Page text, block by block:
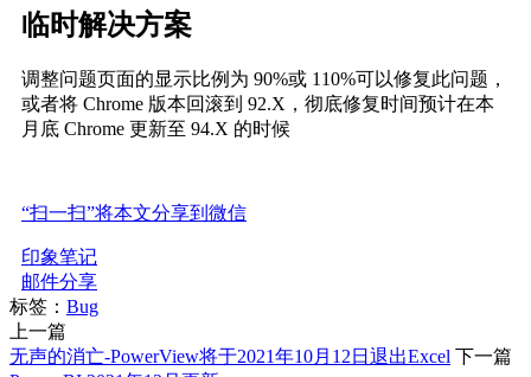
临时解决方案
调整问题页面的显示比例为 90%或 110%可以修复此问题，
或者将 Chrome 版本回滚到 92.X，彻底修复时间预计在本
月底 Chrome 更新至 94.X 的时候
“扫一扫”将本文分享到微信
印象笔记
邮件分享
标签： Bug
上一篇
无声的消亡-PowerView将于2021年10月12日退出Excel 下一篇